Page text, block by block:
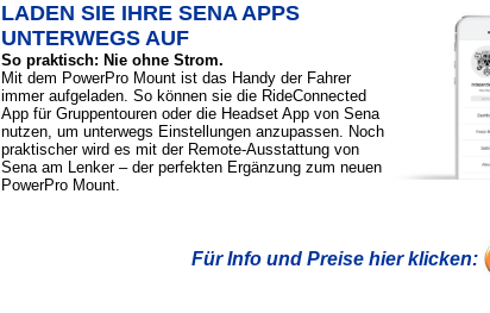
LADEN SIE IHRE SENA APPS
UNTERWEGS AUF
So praktisch: Nie ohne Strom.
Mit dem PowerPro Mount ist das Handy der Fahrer
immer aufgeladen. So können sie die RideConnected
App für Gruppentouren oder die Headset App von Sena
nutzen, um unterwegs Einstellungen anzupassen. Noch
praktischer wird es mit der Remote-Ausstattung von
Sena am Lenker – der perfekten Ergänzung zum neuen
PowerPro Mount.
Für Info und Preise hier klicken: